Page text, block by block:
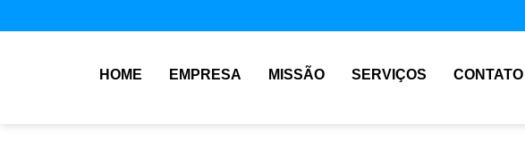
HOME EMPRESA MISSÃO SERVIÇOS CONTATO